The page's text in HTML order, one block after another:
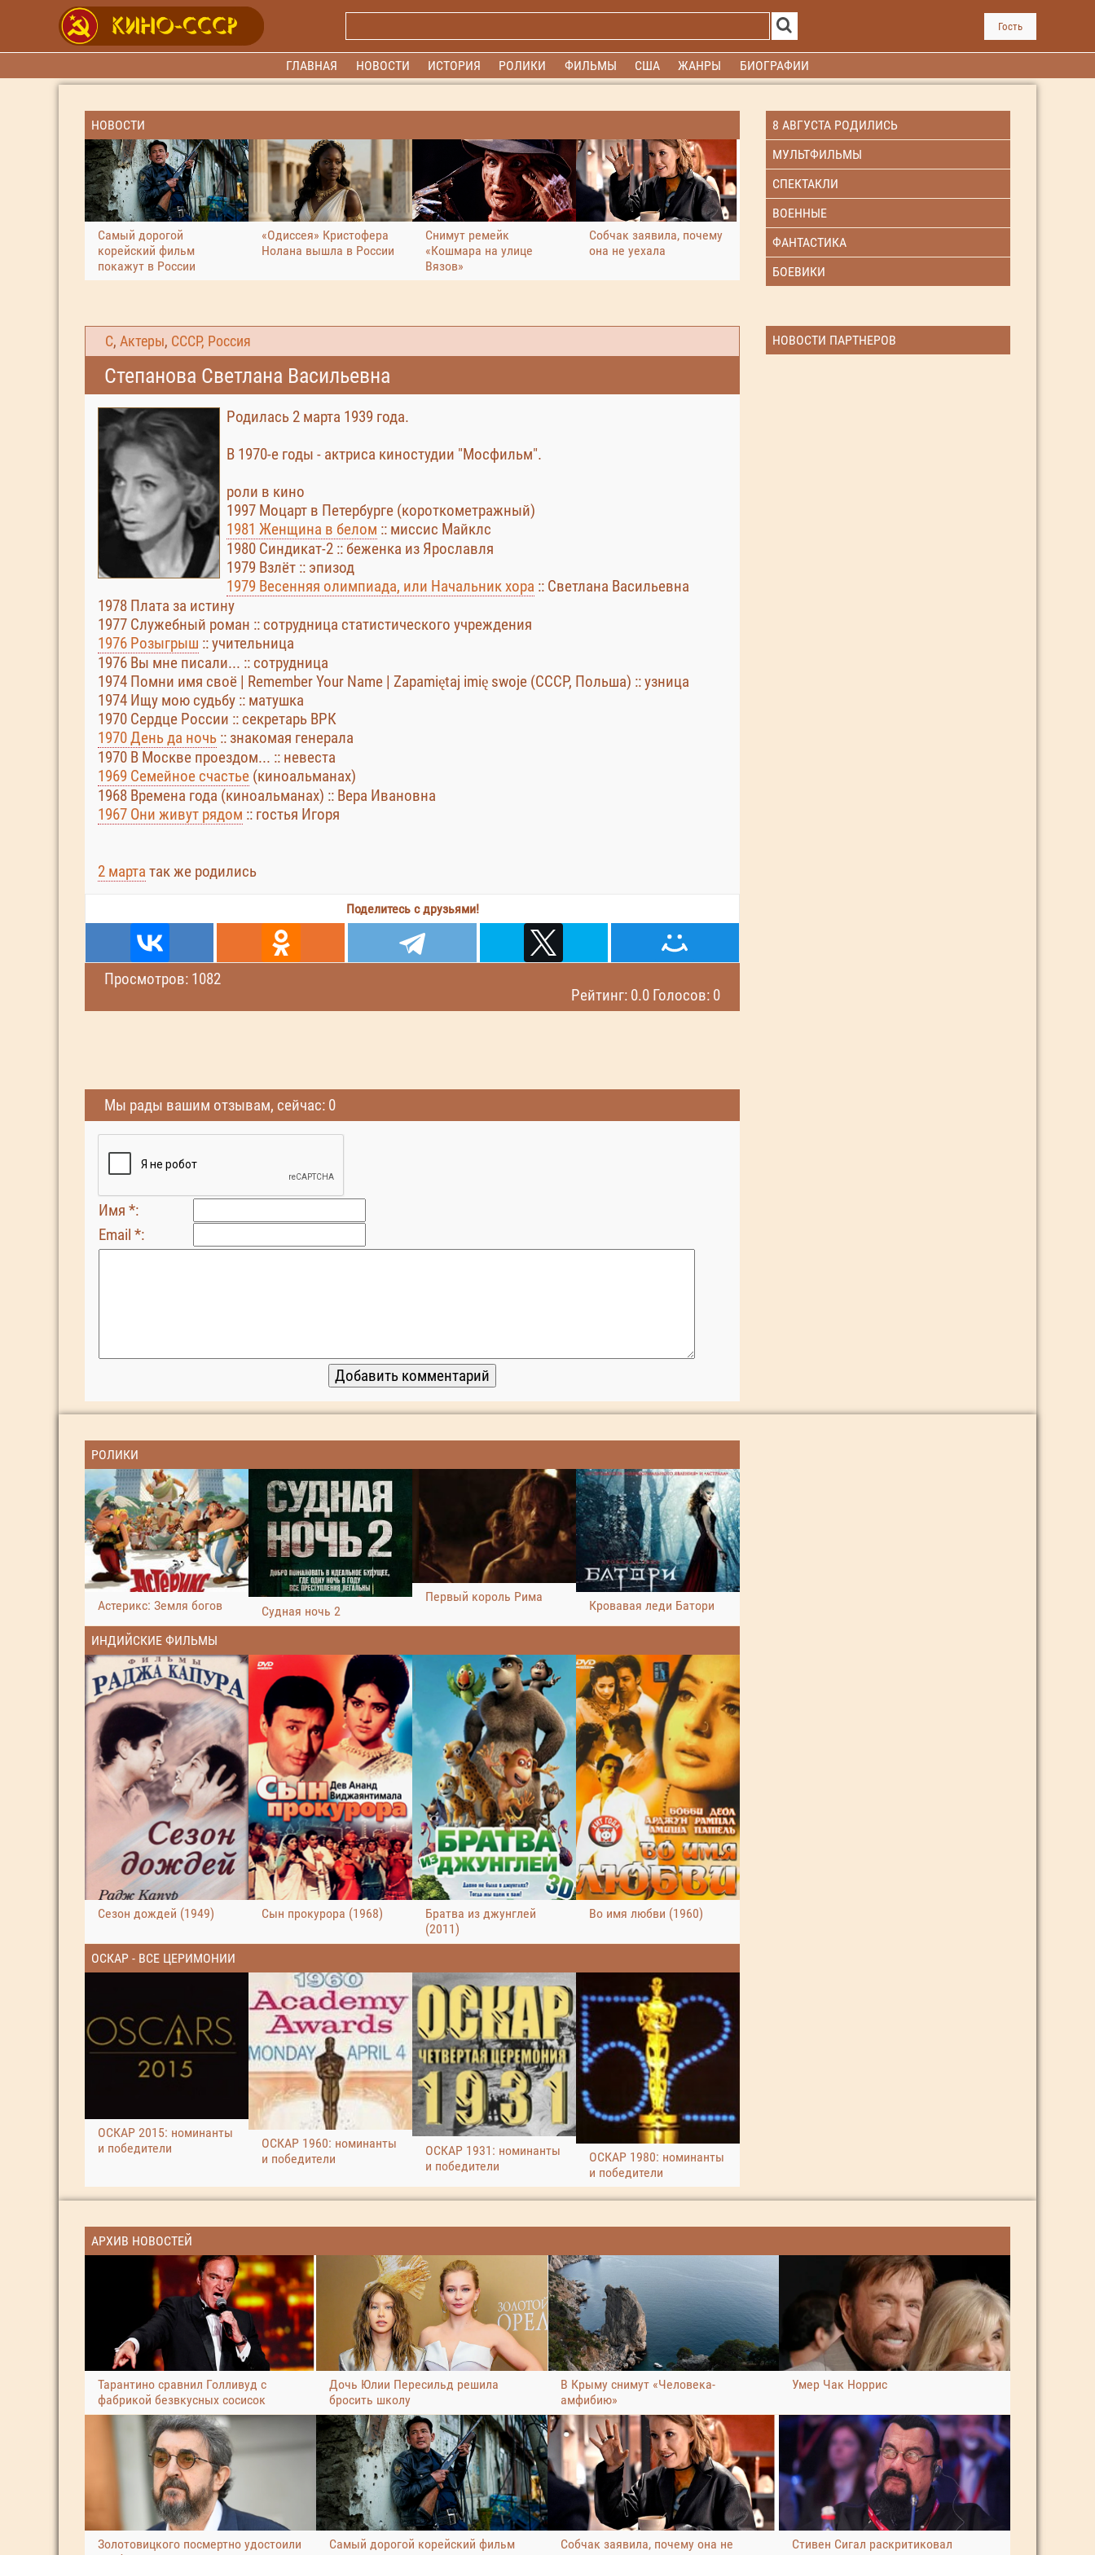
Гость
ГЛАВНАЯ НОВОСТИ ИСТОРИЯ РОЛИКИ ФИЛЬМЫ США ЖАНРЫ БИОГРАФИИ
НОВОСТИ
Самый дорогой
корейский фильм
покажут в России
«Одиссея» Кристофера
Нолана вышла в России
Снимут ремейк
«Кошмара на улице
Вязов»
Собчак заявила, почему
она не уехала
8 АВГУСТА РОДИЛИСЬ
МУЛЬТФИЛЬМЫ
СПЕКТАКЛИ
ВОЕННЫЕ
ФАНТАСТИКА
БОЕВИКИ
С, Актеры, СССР, Россия
Степанова Светлана Васильевна
Родилась 2 марта 1939 года.
В 1970-е годы - актриса киностудии "Мосфильм".
роли в кино
1997 Моцарт в Петербурге (короткометражный)
1981 Женщина в белом :: миссис Майклс
1980 Синдикат-2 :: беженка из Ярославля
1979 Взлёт :: эпизод
1979 Весенняя олимпиада, или Начальник хора :: Светлана Васильевна
1978 Плата за истину
1977 Служебный роман :: сотрудница статистического учреждения
1976 Розыгрыш :: учительница
1976 Вы мне писали... :: сотрудница
1974 Помни имя своё | Remember Your Name | Zapamiętaj imię swoje (СССР, Польша) :: узница
1974 Ищу мою судьбу :: матушка
1970 Сердце России :: секретарь ВРК
1970 День да ночь :: знакомая генерала
1970 В Москве проездом... :: невеста
1969 Семейное счастье (киноальманах)
1968 Времена года (киноальманах) :: Вера Ивановна
1967 Они живут рядом :: гостья Игоря
2 марта так же родились
Поделитесь с друзьями!
Просмотров: 1082
Рейтинг: 0.0 Голосов: 0
НОВОСТИ ПАРТНЕРОВ
Мы рады вашим отзывам, сейчас: 0
Имя *:
Email *:
РОЛИКИ
Астерикс: Земля богов Судная ночь 2
Первый король Рима
Кровавая леди Батори
ИНДИЙСКИЕ ФИЛЬМЫ
Сезон дождей (1949) Сын прокурора (1968)
Братва из джунглей
(2011)
Во имя любви (1960)
ОСКАР - ВСЕ ЦЕРИМОНИИ
ОСКАР 2015: номинанты
и победители
ОСКАР 1960: номинанты
и победители
ОСКАР 1931: номинанты
и победители
ОСКАР 1980: номинанты
и победители
АРХИВ НОВОСТЕЙ
Тарантино сравнил Голливуд с
фабрикой безвкусных сосисок
Дочь Юлии Пересильд решила
бросить школу
В Крыму снимут «Человека-
амфибию»
Умер Чак Норрис
Золотовицкого посмертно удостоили
Самый дорогой корейский фильм
Собчак заявила, почему она не
Стивен Сигал раскритиковал